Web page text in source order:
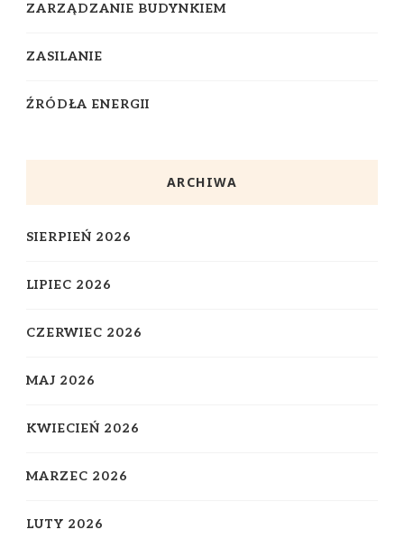
ZARZĄDZANIE BUDYNKIEM
ZASILANIE
ŹRÓDŁA ENERGII
ARCHIWA
SIERPIEŃ 2026
LIPIEC 2026
CZERWIEC 2026
MAJ 2026
KWIECIEŃ 2026
MARZEC 2026
LUTY 2026